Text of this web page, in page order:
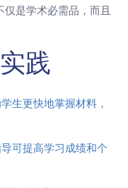
是学术必需品，而且
践
生更快地掌握材料，
可提高学习成绩和个